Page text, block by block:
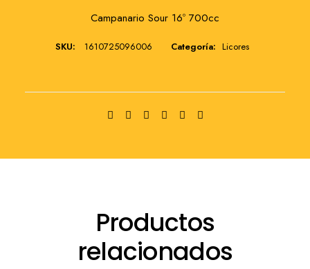
Campanario Sour 16º 700cc
SKU: 1610725096006 Categoría: Licores
Productos
relacionados